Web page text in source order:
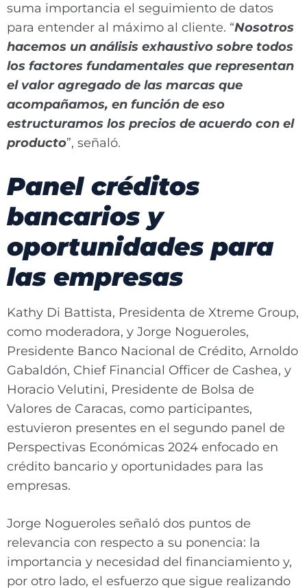
suma importancia el seguimiento de datos
para entender al máximo al cliente. “Nosotros
hacemos un análisis exhaustivo sobre todos
los factores fundamentales que representan
el valor agregado de las marcas que
acompañamos, en función de eso
estructuramos los precios de acuerdo con el
producto”, señaló.
Panel créditos
bancarios y
oportunidades para
las empresas
Kathy Di Battista, Presidenta de Xtreme Group,
como moderadora, y Jorge Nogueroles,
Presidente Banco Nacional de Crédito, Arnoldo
Gabaldón, Chief Financial Officer de Cashea, y
Horacio Velutini, Presidente de Bolsa de
Valores de Caracas, como participantes,
estuvieron presentes en el segundo panel de
Perspectivas Económicas 2024 enfocado en
crédito bancario y oportunidades para las
empresas.
Jorge Nogueroles señaló dos puntos de
relevancia con respecto a su ponencia: la
importancia y necesidad del financiamiento y,
por otro lado, el esfuerzo que sigue realizando